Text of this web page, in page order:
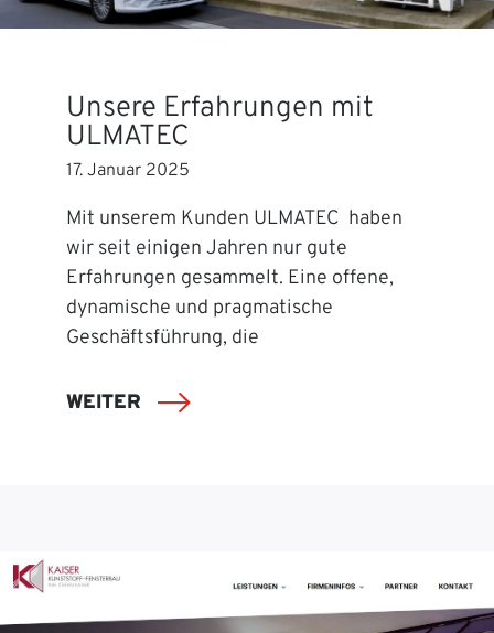
Unsere Erfahrungen mit
ULMATEC
17. Januar 2025
Mit unserem Kunden ULMATEC haben
wir seit einigen Jahren nur gute
Erfahrungen gesammelt. Eine offene,
dynamische und pragmatische
Geschäftsführung, die
WEITER